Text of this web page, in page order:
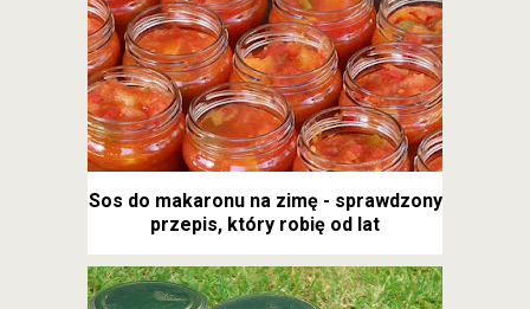
Sos do makaronu na zimę - sprawdzony
przepis, który robię od lat